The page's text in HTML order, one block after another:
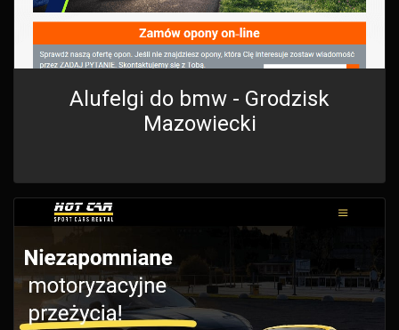
Alufelgi do bmw - Grodzisk
Mazowiecki